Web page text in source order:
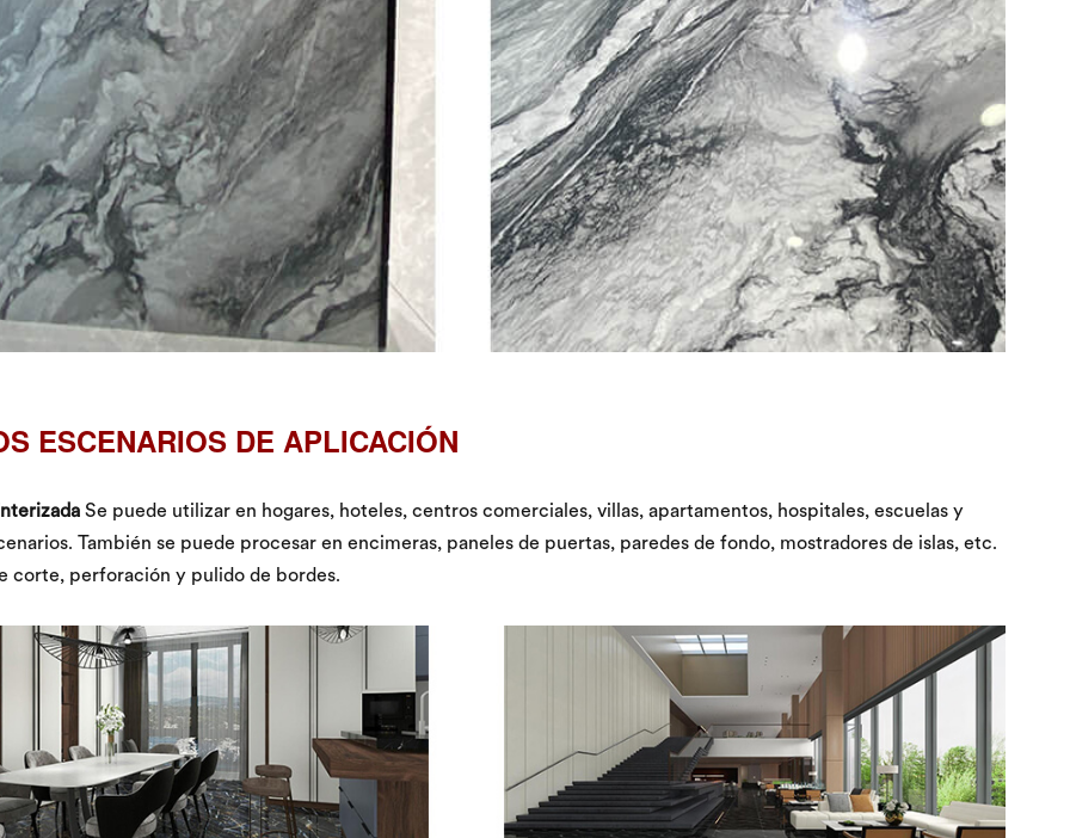
ESCENARIOS DE APLICACIÓN
Se puede utilizar en hogares, hoteles, centros comerciales, villas, apartamentos, hospitales, escuelas y
También se puede procesar en encimeras, paneles de puertas, paredes de fondo, mostradores de islas, etc.
corte, perforación y pulido de bordes.